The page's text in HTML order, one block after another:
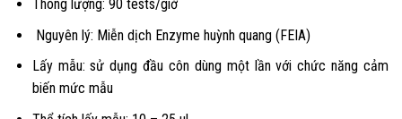
Thông lượng: 90 tests/giờ
Nguyên lý: Miễn dịch Enzyme huỳnh quang (FEIA)
Lấy mẫu: sử dụng đầu côn dùng một lần với chức năng cảm
biến mức mẫu